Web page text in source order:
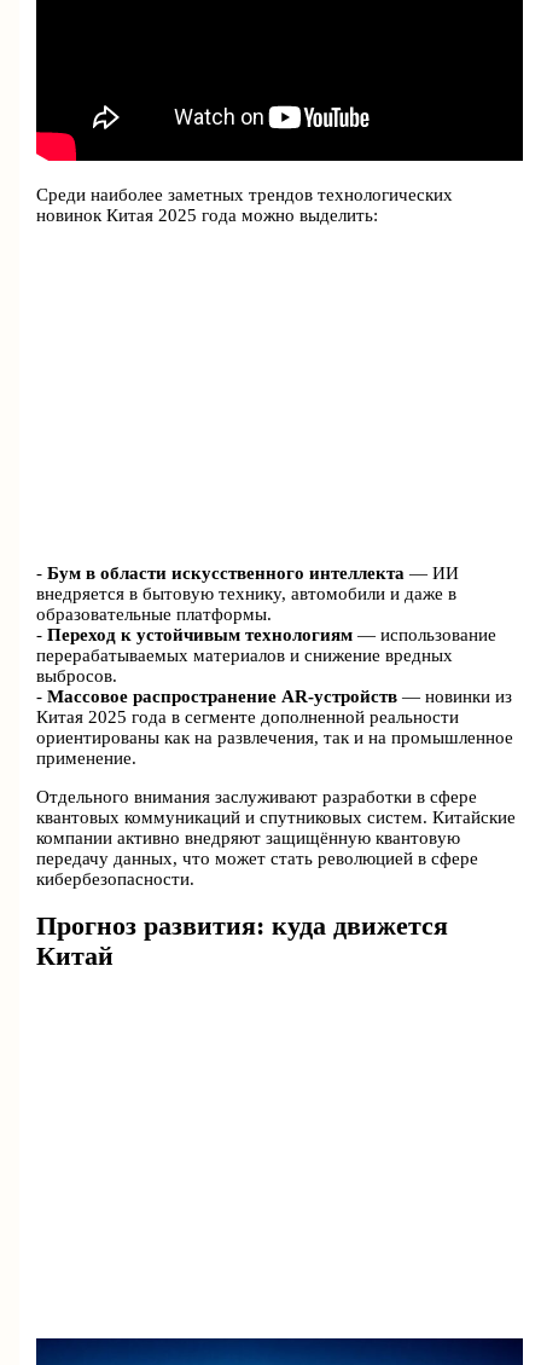
Среди наиболее заметных трендов технологических
новинок Китая 2025 года можно выделить:
-Бум в области искусственного интеллекта — ИИ
внедряется в бытовую технику, автомобили и даже в
образовательные платформы.
-Переход к устойчивым технологиям — использование
перерабатываемых материалов и снижение вредных
выбросов.
-Массовое распространение AR-устройств — новинки из
Китая 2025 года в сегменте дополненной реальности
ориентированы как на развлечения, так и на промышленное
применение.
Отдельного внимания заслуживают разработки в сфере
квантовых коммуникаций и спутниковых систем. Китайские
компании активно внедряют защищённую квантовую
передачу данных, что может стать революцией в сфере
кибербезопасности.
Прогноз развития: куда движется
Китай